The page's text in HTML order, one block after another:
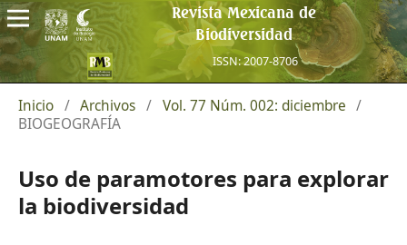
Revista Mexicana de
Biodiversidad
ISSN: 2007-8706
Inicio / Archivos / Vol. 77 Núm. 002: diciembre /
BIOGEOGRAFÍA
Uso de paramotores para explorar
la biodiversidad